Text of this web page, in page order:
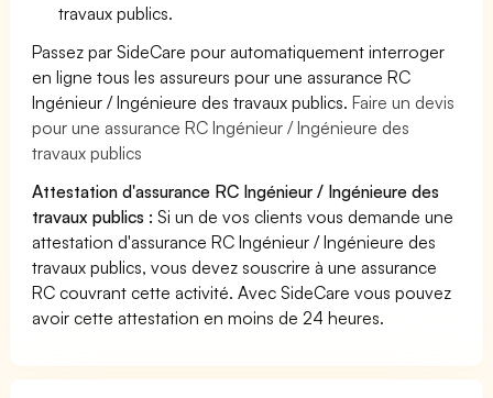
travaux publics.
Passez par SideCare pour automatiquement interroger
en ligne tous les assureurs pour une assurance RC
Ingénieur / Ingénieure des travaux publics.Faire un devis
pour une assurance RC Ingénieur / Ingénieure des
travaux publics
Attestation d'assurance RC Ingénieur / Ingénieure des
travaux publics : Si un de vos clients vous demande une
attestation d'assurance RC Ingénieur / Ingénieure des
travaux publics, vous devez souscrire à une assurance
RC couvrant cette activité. Avec SideCare vous pouvez
avoir cette attestation en moins de 24 heures.